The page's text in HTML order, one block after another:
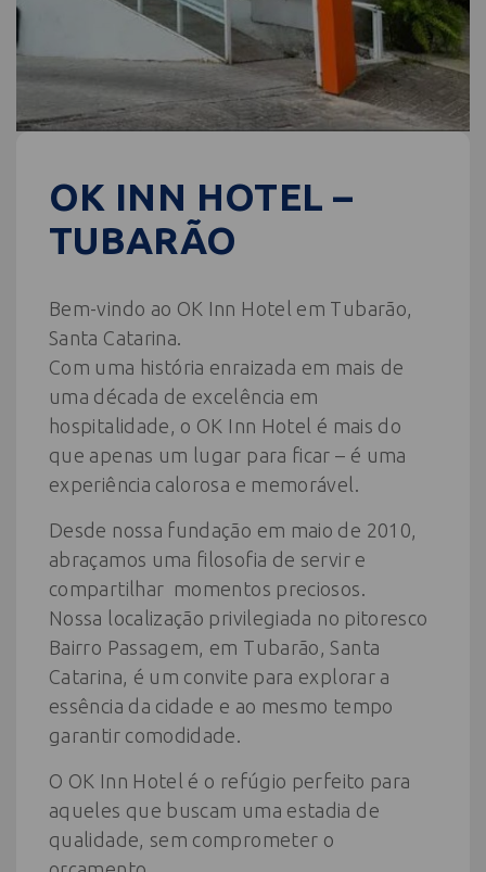
OK INN HOTEL –
TUBARÃO
Bem-vindo ao OK Inn Hotel em Tubarão,
Santa Catarina.
Com uma história enraizada em mais de
uma década de excelência em
hospitalidade, o OK Inn Hotel é mais do
que apenas um lugar para ficar – é uma
experiência calorosa e memorável.
Desde nossa fundação em maio de 2010,
abraçamos uma filosofia de servir e
compartilhar momentos preciosos.
Nossa localização privilegiada no pitoresco
Bairro Passagem, em Tubarão, Santa
Catarina, é um convite para explorar a
essência da cidade e ao mesmo tempo
garantir comodidade.
O OK Inn Hotel é o refúgio perfeito para
aqueles que buscam uma estadia de
qualidade, sem comprometer o